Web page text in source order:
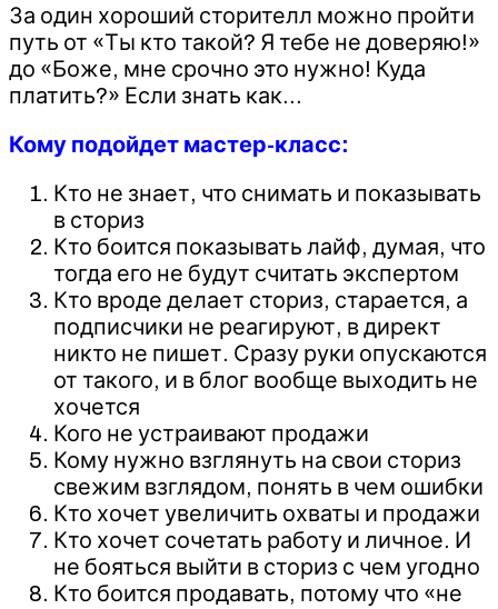
За один хороший сторителл можно пройти
путь от «Ты кто такой? Я тебе не доверяю!»
до «Боже, мне срочно это нужно! Куда
платить?» Если знать как…
Кому подойдет мастер-класс:
Кто не знает, что снимать и показывать
в сториз
Кто боится показывать лайф, думая, что
тогда его не будут считать экспертом
Кто вроде делает сториз, старается, а
подписчики не реагируют, в директ
никто не пишет. Сразу руки опускаются
от такого, и в блог вообще выходить не
хочется
Кого не устраивают продажи
Кому нужно взглянуть на свои сториз
свежим взглядом, понять в чем ошибки
Кто хочет увеличить охваты и продажи
Кто хочет сочетать работу и личное. И
не бояться выйти в сториз с чем угодно
Кто боится продавать, потому что «не